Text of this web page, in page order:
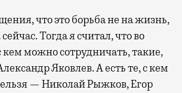
что это борьба не на жизнь,
Тогда я считал, что во
кем можно сотрудничать, такие,
Яковлев. А есть те, с кем
— Николай Рыжков, Егор